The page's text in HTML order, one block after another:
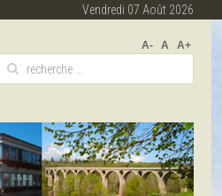
Vendredi 07 Août 2026
A- A A+